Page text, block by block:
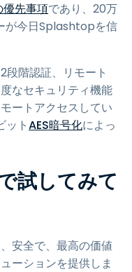
先事項であり、20万
が今日Splashtopを信
階認証、リモート
なセキュリティ機能
ートアクセスしてい
ットAES暗号化によっ
試してみて
安全で、最高の価値
ーションを提供しま